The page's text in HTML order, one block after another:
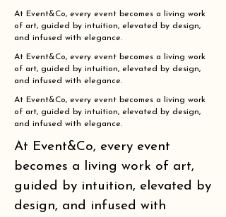
At Event&Co, every event becomes a living work
of art, guided by intuition, elevated by design,
and infused with elegance.
At Event&Co, every event becomes a living work
of art, guided by intuition, elevated by design,
and infused with elegance.
At Event&Co, every event becomes a living work
of art, guided by intuition, elevated by design,
and infused with elegance.
At Event&Co, every event
becomes a living work of art,
guided by intuition, elevated by
design, and infused with